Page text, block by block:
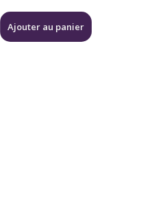
Ajouter au panier